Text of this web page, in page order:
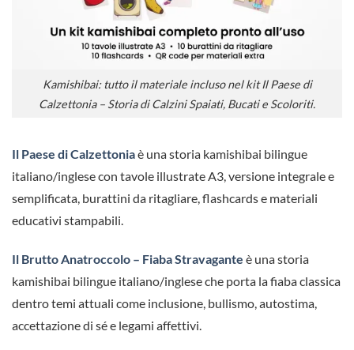
Kamishibai: tutto il materiale incluso nel kit Il Paese di
Calzettonia – Storia di Calzini Spaiati, Bucati e Scoloriti.
Il Paese di Calzettoniaè una storia kamishibai bilingue
italiano/inglese con tavole illustrate A3, versione integrale e
semplificata, burattini da ritagliare, flashcards e materiali
educativi stampabili.
Il Brutto Anatroccolo – Fiaba Stravagante è una storia
kamishibai bilingue italiano/inglese che porta la fiaba classica
dentro temi attuali come inclusione, bullismo, autostima,
accettazione di sé e legami affettivi.